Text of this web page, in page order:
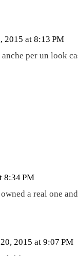
2015 at 8:13 PM
per un look
8:34 PM
a real one
2015 at 9:07 PM